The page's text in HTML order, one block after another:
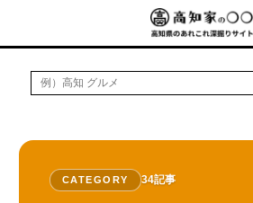
CATEGORY 34記事